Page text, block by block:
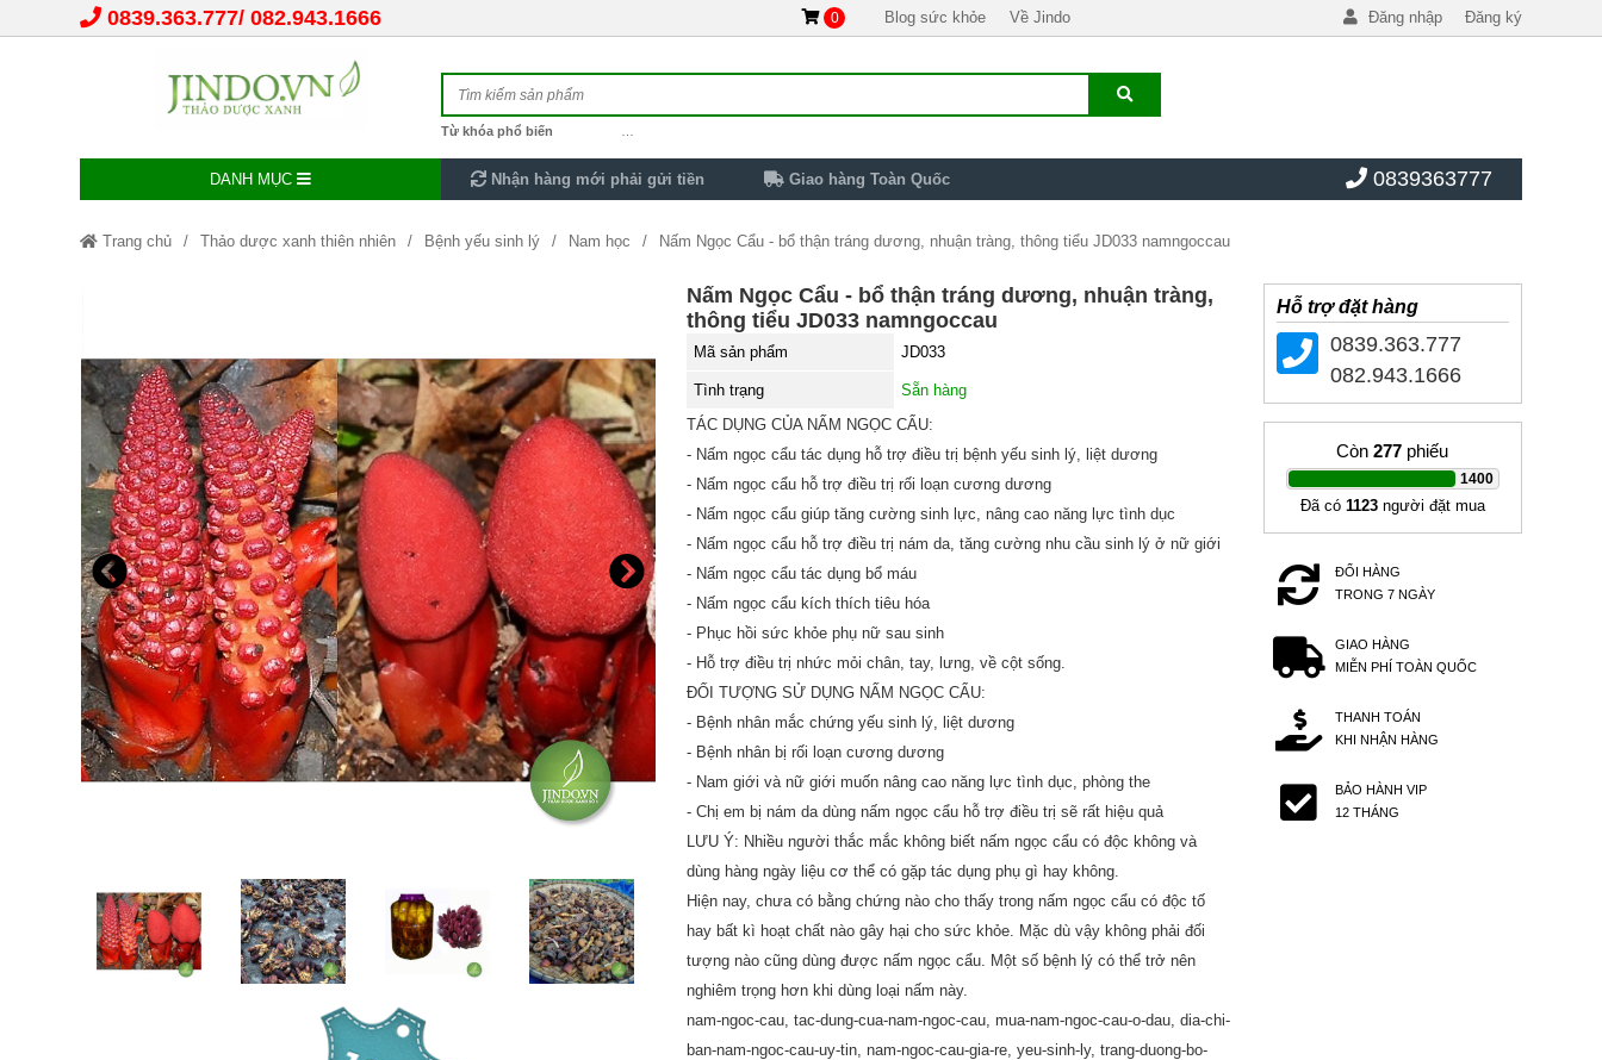
0839.363.777 082.943.1666 0 Blog sức khỏe Về Jindo Đăng nhập Đăng ký
Từ khóa phổ biến
DANH MỤC Nhận hàng mới phải gửi tiền Giao hàng Toàn Quốc 0839363777
Trang chủ Thảo dược xanh thiên nhiên Bệnh yếu sinh lý Nam học Nấm Ngọc Cẩu - bổ thận tráng dương, nhuận tràng, thông tiểu JD033 namngoccau
Nấm Ngọc Cẩu - bổ thận tráng dương, nhuận tràng,
thông tiểu JD033 namngoccau
Mã sản phẩm JD033
Tình trạng
Sẵn hàng
TÁC DỤNG CỦA NẤM NGỌC CẨU:
- Nấm ngọc cẩu tác dụng hỗ trợ điều trị bệnh yếu sinh lý, liệt dương
- Nấm ngọc cẩu hỗ trợ điều trị rối loạn cương dương
- Nấm ngọc cẩu giúp tăng cường sinh lực, nâng cao năng lực tình dục
- Nấm ngọc cẩu hỗ trợ điều trị nám da, tăng cường nhu cầu sinh lý ở nữ giới
- Nấm ngọc cẩu tác dụng bổ máu
- Nấm ngọc cẩu kích thích tiêu hóa
- Phục hồi sức khỏe phụ nữ sau sinh
- Hỗ trợ điều trị nhức mỏi chân, tay, lưng, về cột sống.
ĐỐI TƯỢNG SỬ DỤNG NẤM NGỌC CẨU:
- Bệnh nhân mắc chứng yếu sinh lý, liệt dương
- Bệnh nhân bị rối loạn cương dương
- Nam giới và nữ giới muốn nâng cao năng lực tình dục, phòng the
- Chị em bị nám da dùng nấm ngọc cẩu hỗ trợ điều trị sẽ rất hiệu quả
LƯU Ý: Nhiều người thắc mắc không biết nấm ngọc cẩu có độc không và
dùng hàng ngày liệu cơ thể có gặp tác dụng phụ gì hay không.
Hiện nay, chưa có bằng chứng nào cho thấy trong nấm ngọc cẩu có độc tố
hay bất kì hoạt chất nào gây hại cho sức khỏe. Mặc dù vậy không phải đối
tượng nào cũng dùng được nấm ngọc cẩu. Một số bệnh lý có thể trở nên
nghiêm trọng hơn khi dùng loại nấm này.
nam-ngoc-cau, tac-dung-cua-nam-ngoc-cau, mua-nam-ngoc-cau-o-dau, dia-chi-
ban-nam-ngoc-cau-uy-tin, nam-ngoc-cau-gia-re, yeu-sinh-ly, trang-duong-bo-
Hỗ trợ đặt hàng
0839.363.777
082.943.1666
Còn277 phiếu
1400
|
Đã có 1123người đặt mua
ĐỔI HÀNG
TRONG 7 NGÀY
GIAO HÀNG
MIỄN PHÍ TOÀN QUỐC
THANH TOÁN
KHI NHẬN HÀNG
BẢO HÀNH VIP
12 THÁNG